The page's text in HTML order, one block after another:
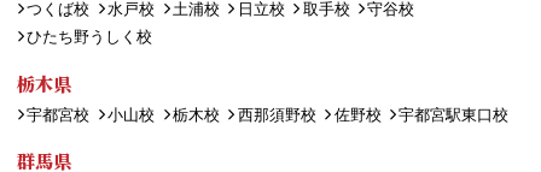
つくば校 水戸校 土浦校 日立校 取手校
守谷校
ひたち野うしく校
栃木県
宇都宮校 小山校 栃木校 西那須野校 佐野校 宇都宮駅東口校
群馬県